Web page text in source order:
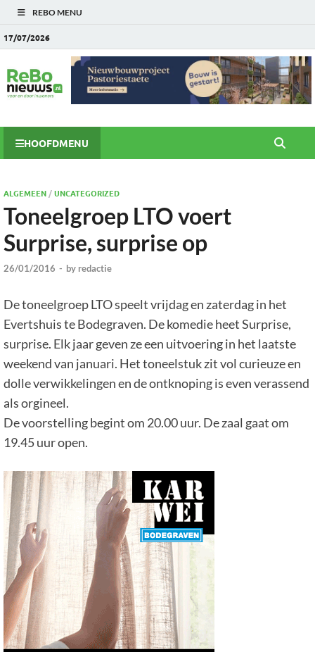
REBO MENU
17/07/2026
HOOFDMENU
ALGEMEEN/UNCATEGORIZED
Toneelgroep LTO voert
Surprise, surprise op
26/01/2016 - by redactie
De toneelgroep LTO speelt vrijdag en zaterdag in het
Evertshuis te Bodegraven. De komedie heet Surprise,
surprise. Elk jaar geven ze een uitvoering in het laatste
weekend van januari. Het toneelstuk zit vol curieuze en
dolle verwikkelingen en de ontknoping is even verassend
als orgineel.
De voorstelling begint om 20.00 uur. De zaal gaat om
19.45 uur open.